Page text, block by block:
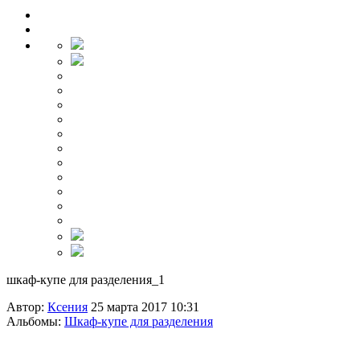
шкаф-купе для разделения_1
Автор: Ксения 25 марта 2017 10:31
Альбомы: Шкаф-купе для разделения